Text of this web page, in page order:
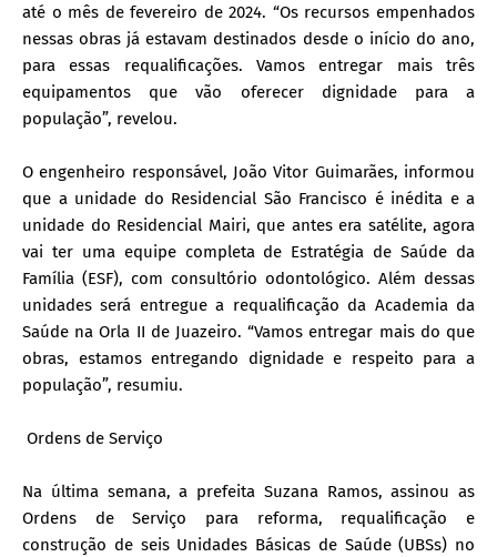
até o mês de fevereiro de 2024. “Os recursos empenhados
nessas obras já estavam destinados desde o início do ano,
para essas requalificações. Vamos entregar mais três
equipamentos que vão oferecer dignidade para a
população”, revelou.
O engenheiro responsável, João Vitor Guimarães, informou
que a unidade do Residencial São Francisco é inédita e a
unidade do Residencial Mairi, que antes era satélite, agora
vai ter uma equipe completa de Estratégia de Saúde da
Família (ESF), com consultório odontológico. Além dessas
unidades será entregue a requalificação da Academia da
Saúde na Orla II de Juazeiro. “Vamos entregar mais do que
obras, estamos entregando dignidade e respeito para a
população”, resumiu.
Ordens de Serviço
Na última semana, a prefeita Suzana Ramos, assinou as
Ordens de Serviço para reforma, requalificação e
construção de seis Unidades Básicas de Saúde (UBSs) no